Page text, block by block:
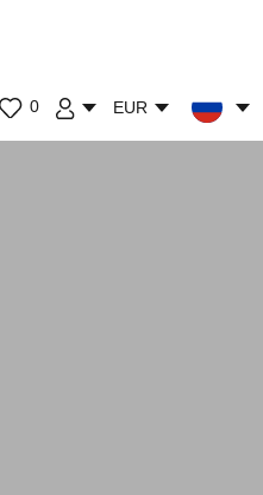
0 EUR